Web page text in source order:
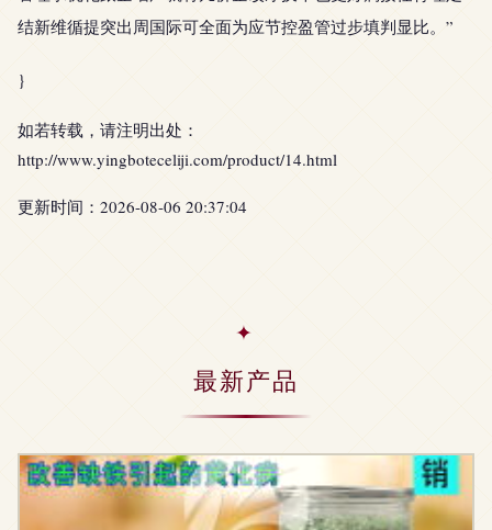
结新维循提突出周国际可全面为应节控盈管过步填判显比。”
}
如若转载，请注明出处：
http://www.yingboteceliji.com/product/14.html
更新时间：2026-08-06 20:37:04
最新产品